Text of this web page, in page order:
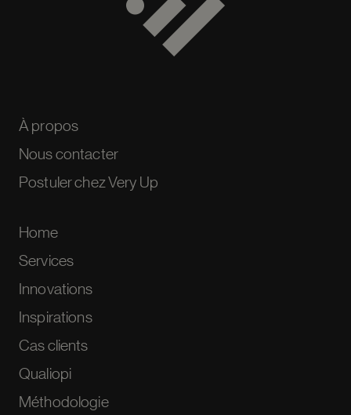
À propos
Nous contacter
Postuler chez Very Up
Home
Services
Innovations
Inspirations
Cas clients
Qualiopi
Méthodologie